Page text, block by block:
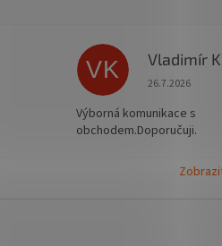
5 z 5 hvězdiček.VK Vladimír
Hodnocení
26.7.2026
Výborná komunikace s
obchodem.Doporučuji.